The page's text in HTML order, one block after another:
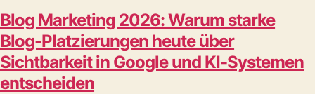
Blog Marketing 2026: Warum starke
Blog-Platzierungen heute über
Sichtbarkeit in Google und KI-Systemen
entscheiden